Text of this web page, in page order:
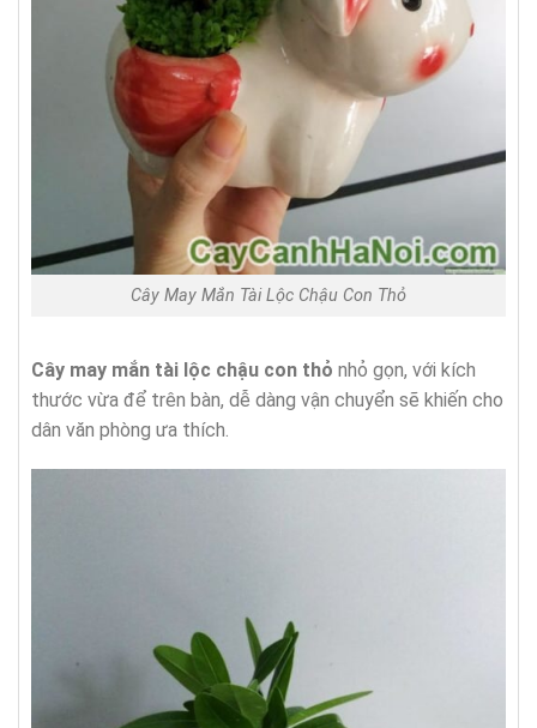
Cây May Mắn Tài Lộc Chậu Con Thỏ
Cây may mắn tài lộc chậu con thỏ nhỏ gọn, với kích
thước vừa để trên bàn, dễ dàng vận chuyển sẽ khiến cho
dân văn phòng ưa thích.